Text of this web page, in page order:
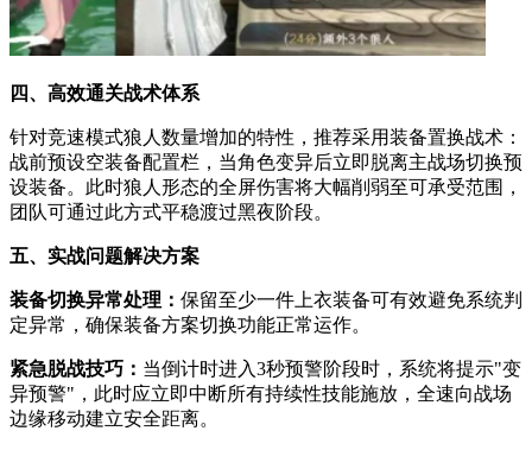
四、高效通关战术体系
针对竞速模式狼人数量增加的特性，推荐采用装备置换战术：
战前预设空装备配置栏，当角色变异后立即脱离主战场切换预
设装备。此时狼人形态的全屏伤害将大幅削弱至可承受范围，
团队可通过此方式平稳渡过黑夜阶段。
五、实战问题解决方案
装备切换异常处理： 保留至少一件上衣装备可有效避免系统判
定异常，确保装备方案切换功能正常运作。
紧急脱战技巧： 当倒计时进入3秒预警阶段时，系统将提示"变
异预警"，此时应立即中断所有持续性技能施放，全速向战场
边缘移动建立安全距离。